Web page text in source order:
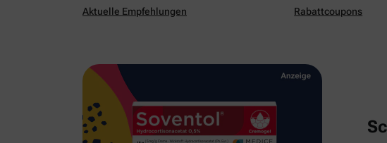
Aktuelle Empfehlungen Rabattcoupons